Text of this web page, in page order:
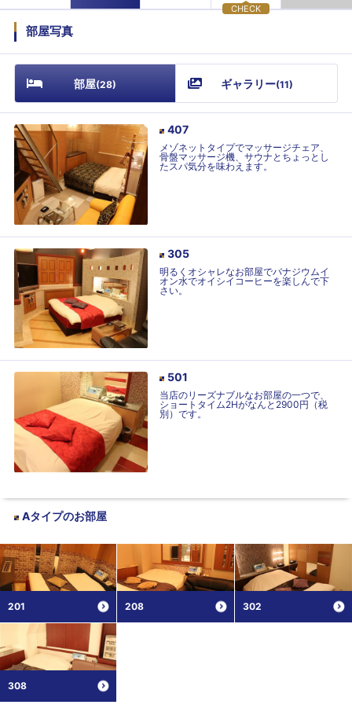
CHECK
部屋写真
部屋(28) ギャラリー(11)
407
メゾネットタイプでマッサージチェア、
骨盤マッサージ機、サウナとちょっとし
たスパ気分を味わえます。
305
明るくオシャレなお部屋でバナジウムイ
オン水でオイシイコーヒーを楽しんで下
さい。
501
当店のリーズナブルなお部屋の一つで、
ショートタイム2Hがなんと2900円（税
別）です。
Aタイプのお部屋
201 208 302
308